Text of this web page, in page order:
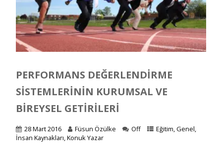
PERFORMANS DEĞERLENDIRME
SISTEMLERININ KURUMSAL VE
BIREYSEL GETIRILERI
28 Mart 2016 Füsun Özülke Off Eğitim,Genel,
İnsan Kaynakları,Konuk Yazar